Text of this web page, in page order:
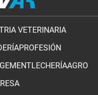
VETERINARIA
PROFESIÓN
LECHERÍAAGRO